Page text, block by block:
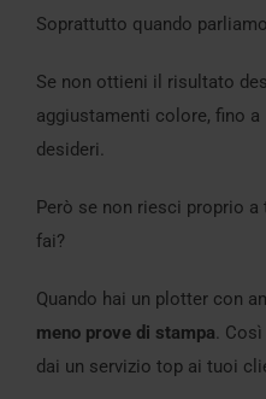
Soprattutto quando
Se non ottieni il risultato
aggiustamenti colore, fino
desideri.
Però se non riesci proprio
fai?
Quando hai un plotter con
meno prove di stampa.
dai un servizio top ai tuoi